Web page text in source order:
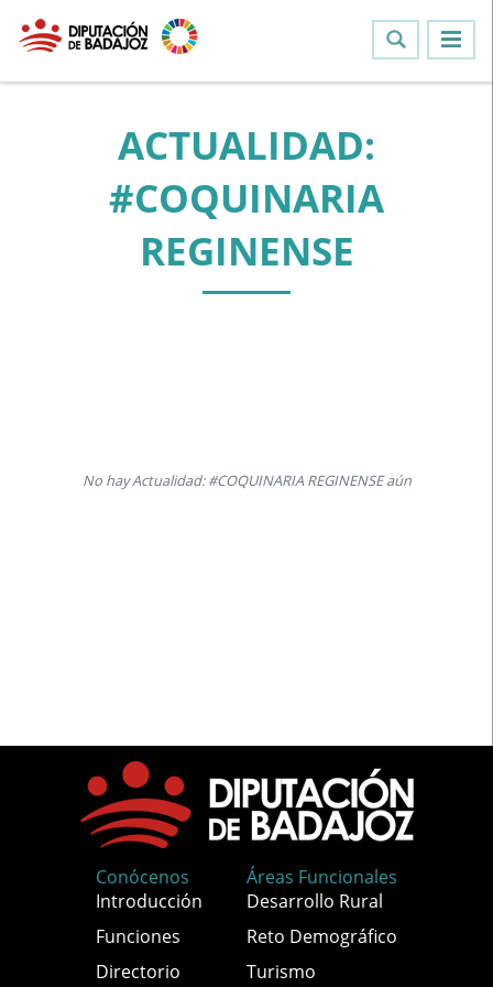
ACTUALIDAD:
#COQUINARIA
REGINENSE
No hay Actualidad: #COQUINARIA REGINENSE aún
Conócenos
Introducción
Funciones
Directorio
Áreas Funcionales
Desarrollo Rural
Reto Demográfico
Turismo